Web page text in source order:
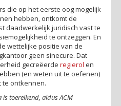
die op het eerste oog mogelijk
hebben, ontkomt de
daadwerkelijk juridisch vast te
te ontzeggen. En
wettelijke positie van de
geen sinecure. Dat
gecreëerde regierol en
(en weten uit te oefenen)
te ontkennen.
is toereikend, aldus ACM